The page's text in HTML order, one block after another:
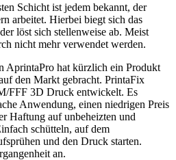
Schicht ist jedem bekannt, der
arbeitet. Hierbei biegt sich das
löst sich stellenweise ab. Meist
nicht mehr verwendet werden.
AprintaPro hat kürzlich ein Produkt
den Markt gebracht. PrintaFix
FFF 3D Druck entwickelt. Es
Anwendung, einen niedrigen Preis
Haftung auf unbeheizten und
schütteln, auf dem
und den Druck starten.
an.